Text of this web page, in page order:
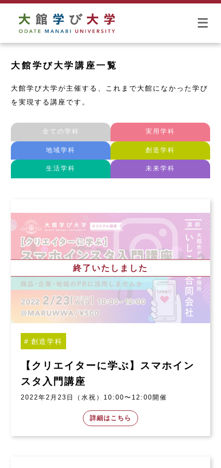
大館学び大学講座一覧
大館学び大学が主催する、これまで大館になかった学び
を実現する講座です。
全ての学科 実用学科
地域学科 創造学科
生活学科 未来学科
終了いたしました
創造学科
【クリエイターに学ぶ】スマホイン
スタ入門講座
2022年2月23日（水祝）10:00〜12:00開催
詳細はこちら